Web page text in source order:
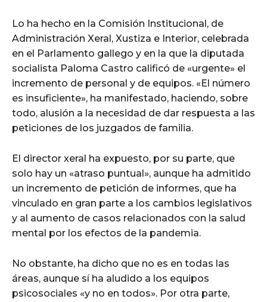
Lo ha hecho en la Comisión Institucional, de
Administración Xeral, Xustiza e Interior, celebrada
en el Parlamento gallego y en la que la diputada
socialista Paloma Castro calificó de «urgente» el
incremento de personal y de equipos. «El número
es insuficiente», ha manifestado, haciendo, sobre
todo, alusión a la necesidad de dar respuesta a las
peticiones de los juzgados de familia.
El director xeral ha expuesto, por su parte, que
solo hay un «atraso puntual», aunque ha admitido
un incremento de petición de informes, que ha
vinculado en gran parte a los cambios legislativos
y al aumento de casos relacionados con la salud
mental por los efectos de la pandemia.
No obstante, ha dicho que no es en todas las
áreas, aunque sí ha aludido a los equipos
psicosociales «y no en todos». Por otra parte,